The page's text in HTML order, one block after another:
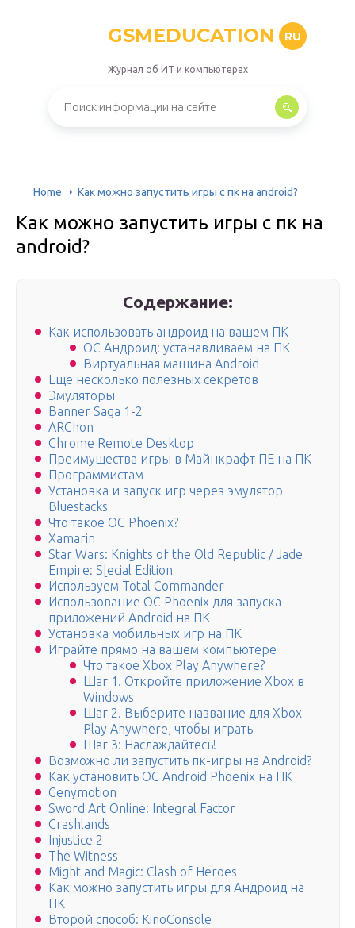
GSMEDUCATION RU
Журнал об ИТ и компьютерах
Home Как можно запустить игры с пк на android?
Как можно запустить игры с пк на
android?
Содержание:
Как использовать андроид на вашем ПК
ОС Андроид: устанавливаем на ПК
Виртуальная машина Android
Еще несколько полезных секретов
Эмуляторы
Banner Saga 1-2
ARChon
Chrome Remote Desktop
Преимущества игры в Майнкрафт ПЕ на ПК
Программистам
Установка и запуск игр через эмулятор
Bluestacks
Что такое ОС Phoenix?
Xamarin
Star Wars: Knights of the Old Republic / Jade
Empire: S[ecial Edition
Используем Total Commander
Использование ОС Phoenix для запуска
приложений Android на ПК
Установка мобильных игр на ПК
Играйте прямо на вашем компьютере
Что такое Xbox Play Anywhere?
Шаг 1. Откройте приложение Xbox в
Windows
Шаг 2. Выберите название для Xbox
Play Anywhere, чтобы играть
Шаг 3: Наслаждайтесь!
Возможно ли запустить пк-игры на Android?
Как установить ОС Android Phoenix на ПК
Genymotion
Sword Art Online: Integral Factor
Crashlands
Injustice 2
The Witness
Might and Magic: Clash of Heroes
Как можно запустить игры для Андроид на
ПК
Второй способ: KinoConsole